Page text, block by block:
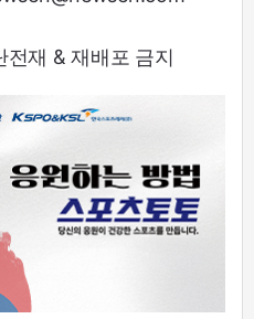
재 & 재배포 금지